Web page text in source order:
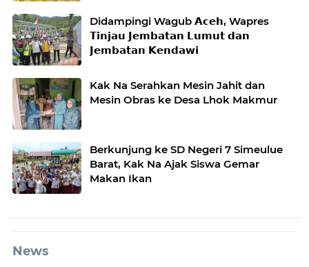
Didampingi Wagub 𝗔𝗰𝗲𝗵, Wapres
𝗧𝗶𝗻𝗷𝗮𝘂 𝗝𝗲𝗺𝗯𝗮𝘁𝗮𝗻 𝗟𝘂𝗺𝘂𝘁 𝗱𝗮𝗻
𝗝𝗲𝗺𝗯𝗮𝘁𝗮𝗻 𝗞𝗲𝗻𝗱𝗮𝘄𝗶
Kak Na Serahkan Mesin Jahit dan
Mesin Obras ke Desa Lhok Makmur
Berkunjung ke SD Negeri 7 Simeulue
Barat, Kak Na Ajak Siswa Gemar
Makan Ikan
News